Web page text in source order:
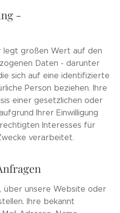
-
großen Wert auf den
Daten - darunter
sich auf eine identifizierte
Person beziehen. Ihre
einer gesetzlichen oder
Ihrer Einwilligung
Interesses für
verarbeitet.
über unsere Website oder
Ihre bekannt